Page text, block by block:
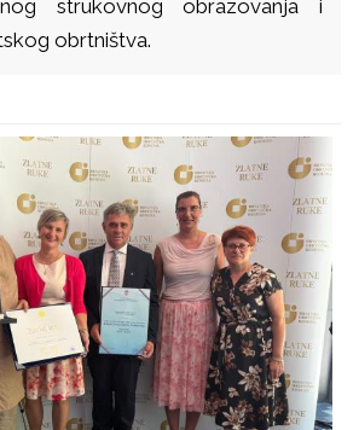
strukovnog obrazovanja i
obrtništva.